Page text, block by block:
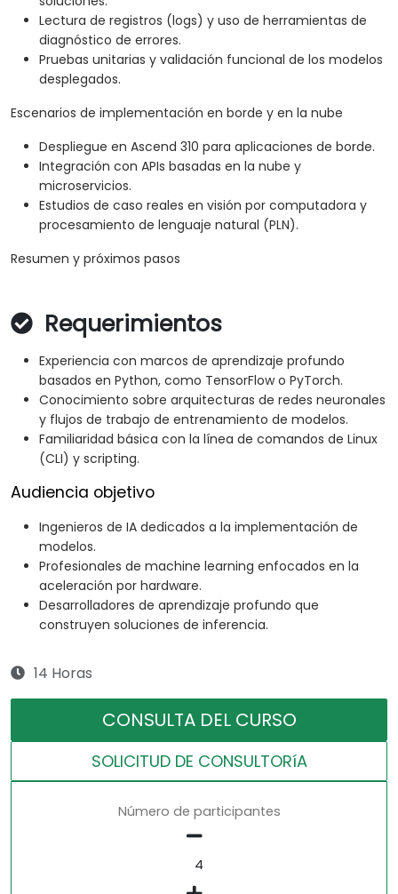
Lectura de registros (logs) y uso de herramientas de
diagnóstico de errores.
Pruebas unitarias y validación funcional de los modelos
desplegados.
Escenarios de implementación en borde y en la nube
Despliegue en Ascend 310 para aplicaciones de borde.
Integración con APIs basadas en la nube y
microservicios.
Estudios de caso reales en visión por computadora y
procesamiento de lenguaje natural (PLN).
Resumen y próximos pasos
Requerimientos
Experiencia con marcos de aprendizaje profundo
basados en Python, como TensorFlow o PyTorch.
Conocimiento sobre arquitecturas de redes neuronales
y flujos de trabajo de entrenamiento de modelos.
Familiaridad básica con la línea de comandos de Linux
(CLI) y scripting.
Audiencia objetivo
Ingenieros de IA dedicados a la implementación de
modelos.
Profesionales de machine learning enfocados en la
aceleración por hardware.
Desarrolladores de aprendizaje profundo que
construyen soluciones de inferencia.
14 Horas
CONSULTA DEL CURSO
SOLICITUD DE CONSULTORíA
Número de participantes